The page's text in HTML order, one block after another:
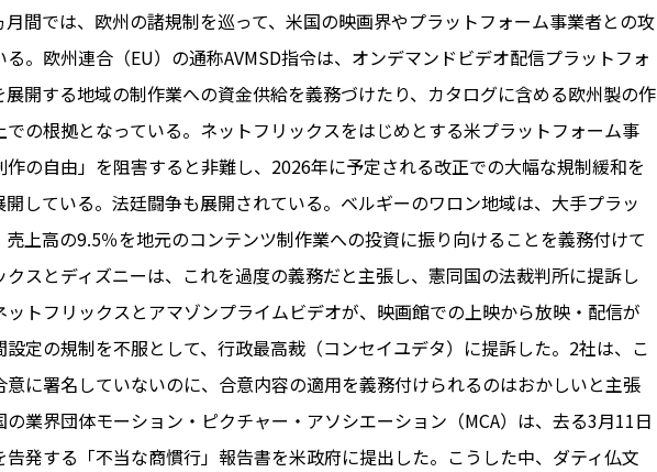
Toulouse
#レンタカー
#パリ #お土産
#トリビア
くフランス
報
#フランス交通機関
スの教育制度
#アプリ
Carcassonne
#サステナブル
#レシピ
#ビューティー
PARIS 14℃ / 12℃
FR 00:52 ／ JP 07:52
1€＝182.57円
エトワとは
お問い合わせ
広告掲載
運営会社
サイトポリシー
間では、欧州の諸規制を巡って、米国の映画界やプラットフォーム事業者との攻
。欧州連合（EU）の通称AVMSD指令は、オンデマンドビデオ配信プラットフォ
開する地域の制作業への資金供給を義務づけたり、カタログに含める欧州製の作
の根拠となっている。ネットフリックスをはじめとする米プラットフォーム事
の自由」を阻害すると非難し、2026年に予定される改正での大幅な規制緩和を
している。法廷闘争も展開されている。ベルギーのワロン地域は、大手プラッ
売上高の9.5％を地元のコンテンツ制作業への投資に振り向けることを義務付けて
クスとディズニーは、これを過度の義務だと主張し、憲同国の法裁判所に提訴し
ットフリックスとアマゾンプライムビデオが、映画館での上映から放映・配信が
定の規制を不服として、行政最高裁（コンセイユデタ）に提訴した。2社は、こ
に署名していないのに、合意内容の適用を義務付けられるのはおかしいと主張
の業界団体モーション・ピクチャー・アソシエーション（MCA）は、去る3月11日
告発する「不当な商慣行」報告書を米政府に提出した。こうした中、ダティ仏文